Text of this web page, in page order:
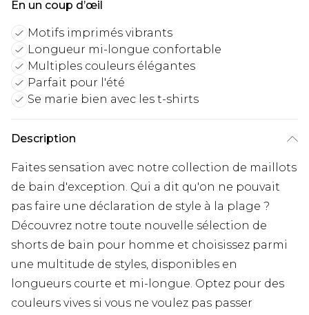
En un coup d’œil
Motifs imprimés vibrants
Longueur mi-longue confortable
Multiples couleurs élégantes
Parfait pour l'été
Se marie bien avec les t-shirts
Description
Faites sensation avec notre collection de maillots
de bain d'exception. Qui a dit qu'on ne pouvait
pas faire une déclaration de style à la plage ?
Découvrez notre toute nouvelle sélection de
shorts de bain pour homme et choisissez parmi
une multitude de styles, disponibles en
longueurs courte et mi-longue. Optez pour des
couleurs vives si vous ne voulez pas passer